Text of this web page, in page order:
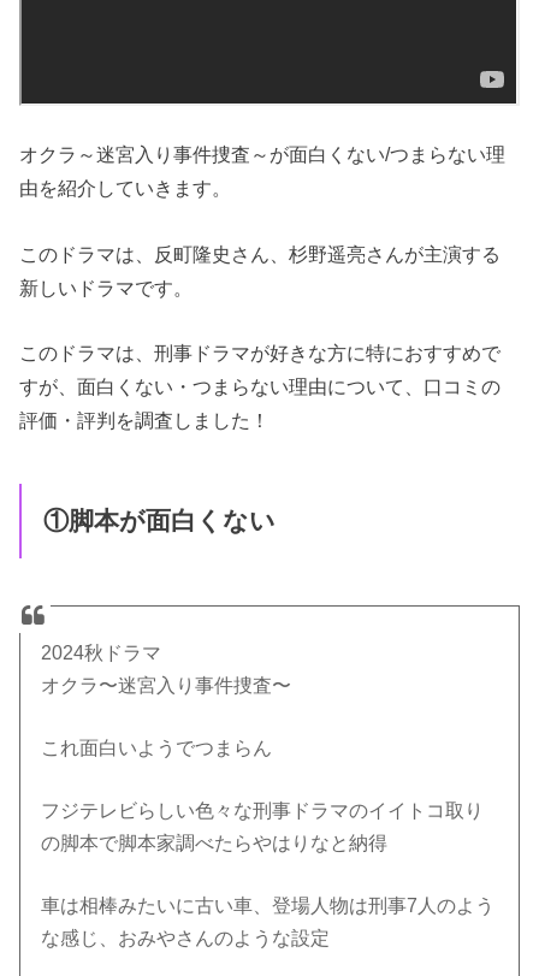
オクラ～迷宮入り事件捜査～が面白くない/つまらない理
由を紹介していきます。
このドラマは、反町隆史さん、杉野遥亮さんが主演する
新しいドラマです。
このドラマは、刑事ドラマが好きな方に特におすすめで
すが、面白くない・つまらない理由について、口コミの
評価・評判を調査しました！
①脚本が面白くない
2024秋ドラマ
オクラ〜迷宮入り事件捜査〜
これ面白いようでつまらん
フジテレビらしい色々な刑事ドラマのイイトコ取り
の脚本で脚本家調べたらやはりなと納得
車は相棒みたいに古い車、登場人物は刑事7人のよう
な感じ、おみやさんのような設定